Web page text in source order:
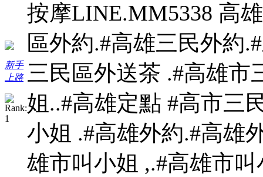
新手
上路
按摩LINE.MM5338 高
區外約.#高雄三民外約
三民區外送茶 .#高雄市
姐..#高雄定點 #高市三
小姐 .#高雄外約.#高雄
雄市叫小姐 ,.#高雄市